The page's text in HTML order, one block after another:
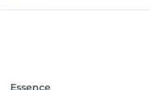
Essence